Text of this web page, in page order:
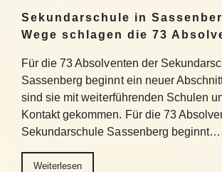
Sekundarschule in
Wege schlagen die 73
Für die 73 Absolventen der
Sassenberg beginnt ein neuer
sind sie mit weiterführenden Schulen
Kontakt gekommen. Für die 73
Sekundarschule Sassenberg beginnt…
Weiterlesen